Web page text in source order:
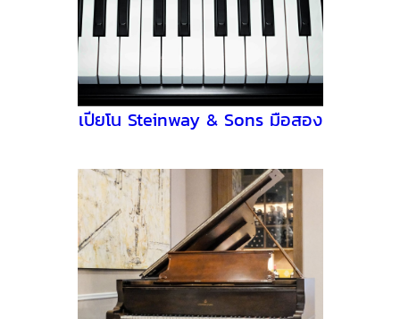
เปียโน Steinway & Sons มือสอง